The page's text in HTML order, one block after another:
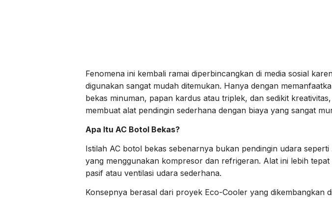
Fenomena ini kembali ramai diperbincangkan di media sosial
digunakan sangat mudah ditemukan. Hanya dengan
bekas minuman, papan kardus atau triplek, dan sedikit
membuat alat pendingin sederhana dengan biaya yang sangat
Apa Itu AC Botol Bekas?
Istilah AC botol bekas sebenarnya bukan pendingin udara
yang menggunakan kompresor dan refrigeran. Alat ini lebih tepat
pasif atau ventilasi udara sederhana.
Konsepnya berasal dari proyek Eco-Cooler yang dikembangkan